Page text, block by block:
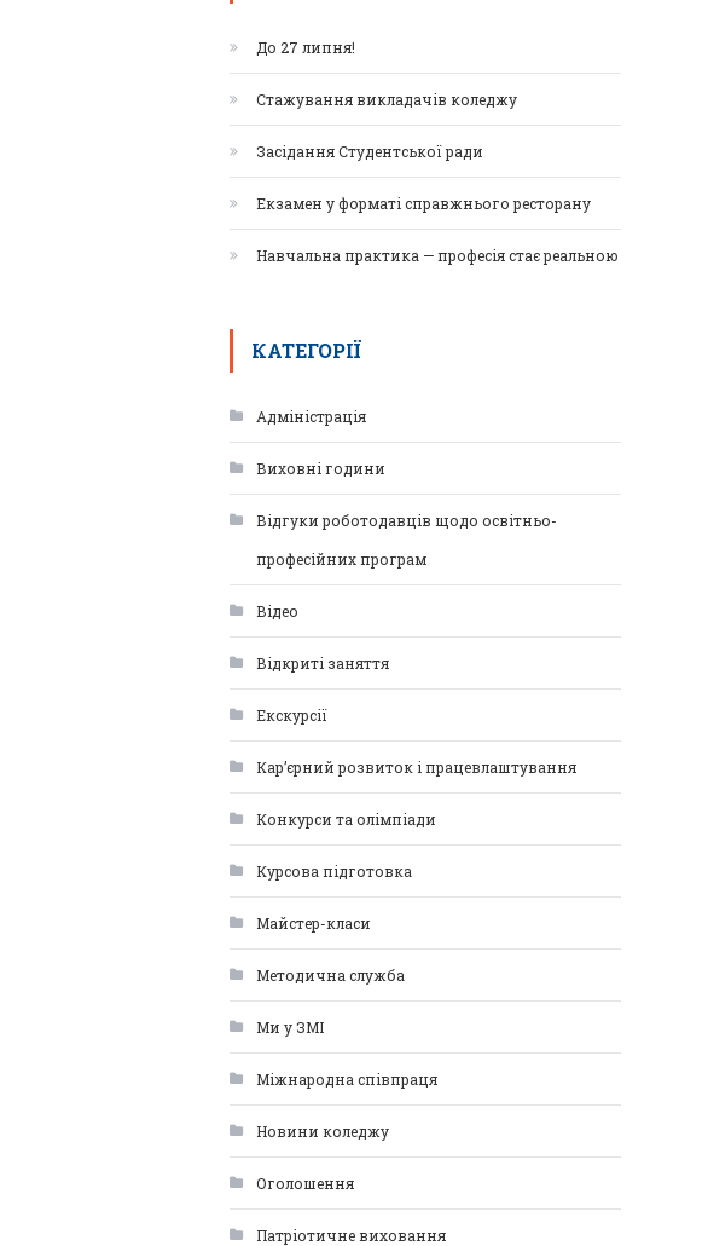
До 27 липня!
Стажування викладачів коледжу
Засідання Студентської ради
Екзамен у форматі справжнього ресторану
Навчальна практика — професія стає реальною
КАТЕГОРІЇ
Адміністрація
Виховні години
Відгуки роботодавців щодо освітньо-
професійних програм
Відео
Відкриті заняття
Екскурсії
Кар’єрний розвиток і працевлаштування
Конкурси та олімпіади
Курсова підготовка
Майстер-класи
Методична служба
Ми у ЗМІ
Міжнародна співпраця
Новини коледжу
Оголошення
Патріотичне виховання